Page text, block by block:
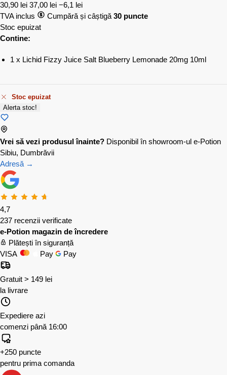
30,90 lei 37,00 lei −6,1 lei
TVA inclus
Cumpără și câștigă 30 puncte
Stoc epuizat
Contine:
1 x Lichid Fizzy Juice Salt Blueberry Lemonade 20mg 10ml
Stoc epuizat
Alerta stoc!
Vrei să vezi produsul înainte? Disponibil în showroom-ul e-Potion
Sibiu, Dumbrăvii
Adresă →
4,7
237 recenzii verificate
e-Potion magazin de încredere
Plătești în siguranță
VISA
Pay Pay
Gratuit > 149 lei
la livrare
Expediere azi
comenzi până 16:00
+250 puncte
pentru prima comanda